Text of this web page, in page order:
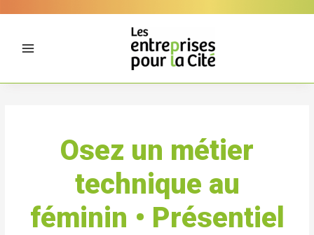
Osez un métier
technique au
féminin • Présentiel